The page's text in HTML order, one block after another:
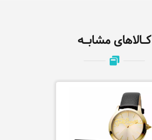
کـالاهای مشابـه